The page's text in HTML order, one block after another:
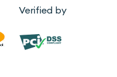
Verified by